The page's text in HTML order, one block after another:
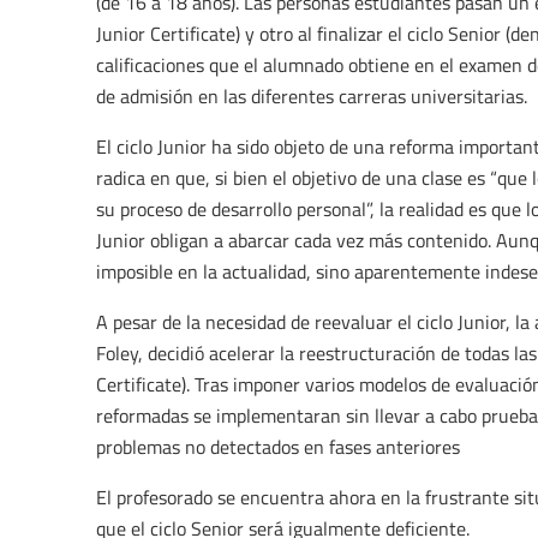
Junior Certificate) y otro al finalizar el ciclo Senior
calificaciones que el alumnado obtiene en el
de admisión en las diferentes carreras universitarias.
El ciclo Junior ha sido objeto de una reforma
radica en que, si bien el objetivo de una clase es
su proceso de desarrollo personal”, la realidad es
Junior obligan a abarcar cada vez más contenido.
imposible en la actualidad, sino aparentemente
A pesar de la necesidad de reevaluar el ciclo Junior,
Foley, decidió acelerar la reestructuración de todas
Certificate). Tras imponer varios modelos de
reformadas se implementaran sin llevar a cabo
problemas no detectados en fases anteriores
El profesorado se encuentra ahora en la frustrante
que el ciclo Senior será igualmente deficiente.